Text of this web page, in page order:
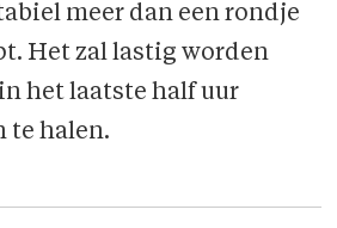
meer dan een rondje
Het zal lastig worden
het laatste half uur
te halen.